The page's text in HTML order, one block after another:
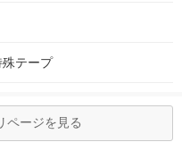
テープ
ページを見る